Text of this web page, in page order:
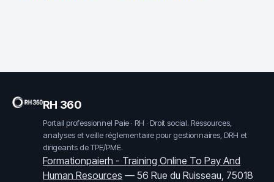
RH 360
Portail professionnel Paie · RH · Droit social. Ressources,
analyses et veille réglementaire pour gestionnaires, DRH et
dirigeants de TPE/PME.
Formationpaierh - Training Online To Pay And
Human Resources —56 Rue du Ruisseau, 75018